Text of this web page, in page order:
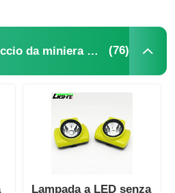
dei minatori
per miniere
Lampada per cappuccio da miniera senza fili (76)
Lampada a LED senza